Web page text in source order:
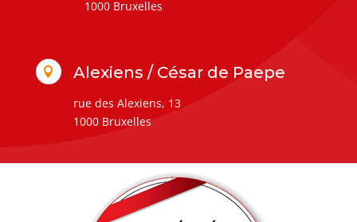
1000 Bruxelles
 Alexiens / César de Paepe
rue des Alexiens, 13
1000 Bruxelles